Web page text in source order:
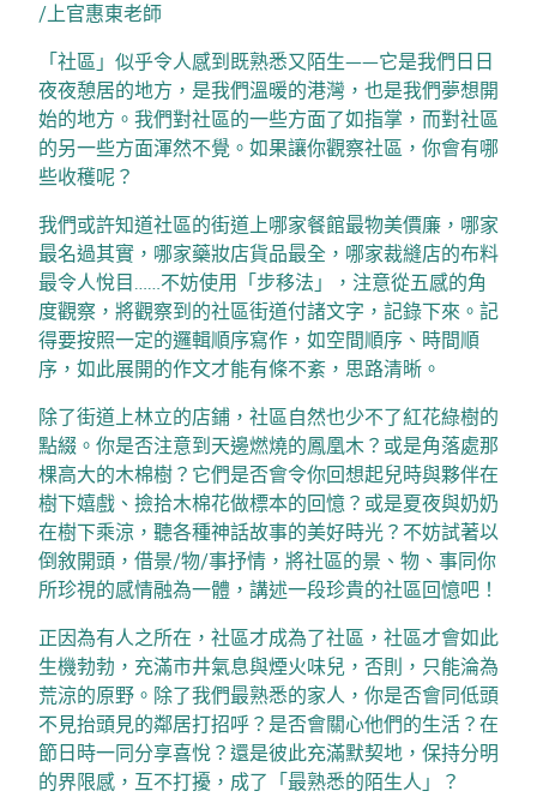
/上官惠東老師
「社區」似乎令人感到既熟悉又陌生——它是我們日日
夜夜憩居的地方，是我們溫暖的港灣，也是我們夢想開
始的地方。我們對社區的一些方面了如指掌，而對社區
的另一些方面渾然不覺。如果讓你觀察社區，你會有哪
些收穫呢？
我們或許知道社區的街道上哪家餐館最物美價廉，哪家
最名過其實，哪家藥妝店貨品最全，哪家裁縫店的布料
最令人悅目……不妨使用「步移法」，注意從五感的角
度觀察，將觀察到的社區街道付諸文字，記錄下來。記
得要按照一定的邏輯順序寫作，如空間順序、時間順
序，如此展開的作文才能有條不紊，思路清晰。
除了街道上林立的店鋪，社區自然也少不了紅花綠樹的
點綴。你是否注意到天邊燃燒的鳳凰木？或是角落處那
棵高大的木棉樹？它們是否會令你回想起兒時與夥伴在
樹下嬉戲、撿拾木棉花做標本的回憶？或是夏夜與奶奶
在樹下乘涼，聽各種神話故事的美好時光？不妨試著以
倒敘開頭，借景/物/事抒情，將社區的景、物、事同你
所珍視的感情融為一體，講述一段珍貴的社區回憶吧！
正因為有人之所在，社區才成為了社區，社區才會如此
生機勃勃，充滿市井氣息與煙火味兒，否則，只能淪為
荒涼的原野。除了我們最熟悉的家人，你是否會同低頭
不見抬頭見的鄰居打招呼？是否會關心他們的生活？在
節日時一同分享喜悅？還是彼此充滿默契地，保持分明
的界限感，互不打擾，成了「最熟悉的陌生人」？